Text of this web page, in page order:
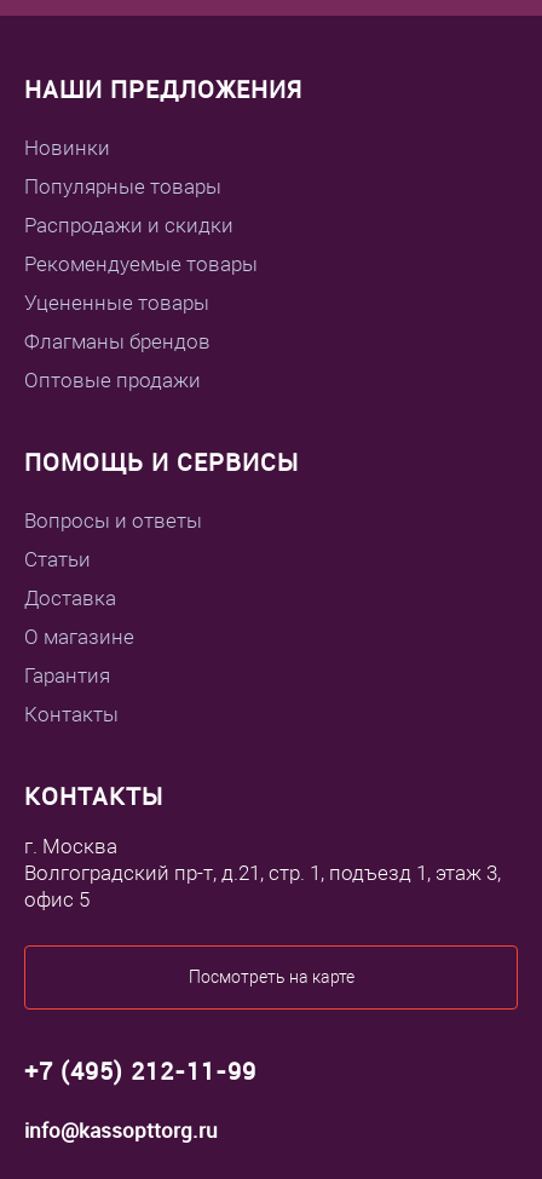
НАШИ ПРЕДЛОЖЕНИЯ
Новинки
Популярные товары
Распродажи и скидки
Рекомендуемые товары
Уцененные товары
Флагманы брендов
Оптовые продажи
ПОМОЩЬ И СЕРВИСЫ
Вопросы и ответы
Статьи
Доставка
О магазине
Гарантия
Контакты
КОНТАКТЫ
г. Москва
Волгоградский пр-т, д.21, стр. 1, подъезд 1, этаж 3,
офис 5
Посмотреть на карте
+7 (495) 212-11-99
info@kassopttorg.ru